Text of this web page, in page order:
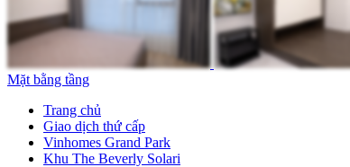
Mặt bằng tầng
Trang chủ
Giao dịch thứ cấp
Vinhomes Grand Park
Khu The Beverly Solari